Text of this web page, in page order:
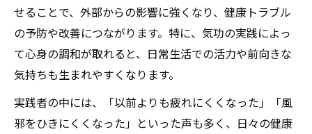
せることで、外部からの影響に強くなり、健康トラブル
の予防や改善につながります。特に、気功の実践によっ
て心身の調和が取れると、日常生活での活力や前向きな
気持ちも生まれやすくなります。
実践者の中には、「以前よりも疲れにくくなった」「風
邪をひきにくくなった」といった声も多く、日々の健康